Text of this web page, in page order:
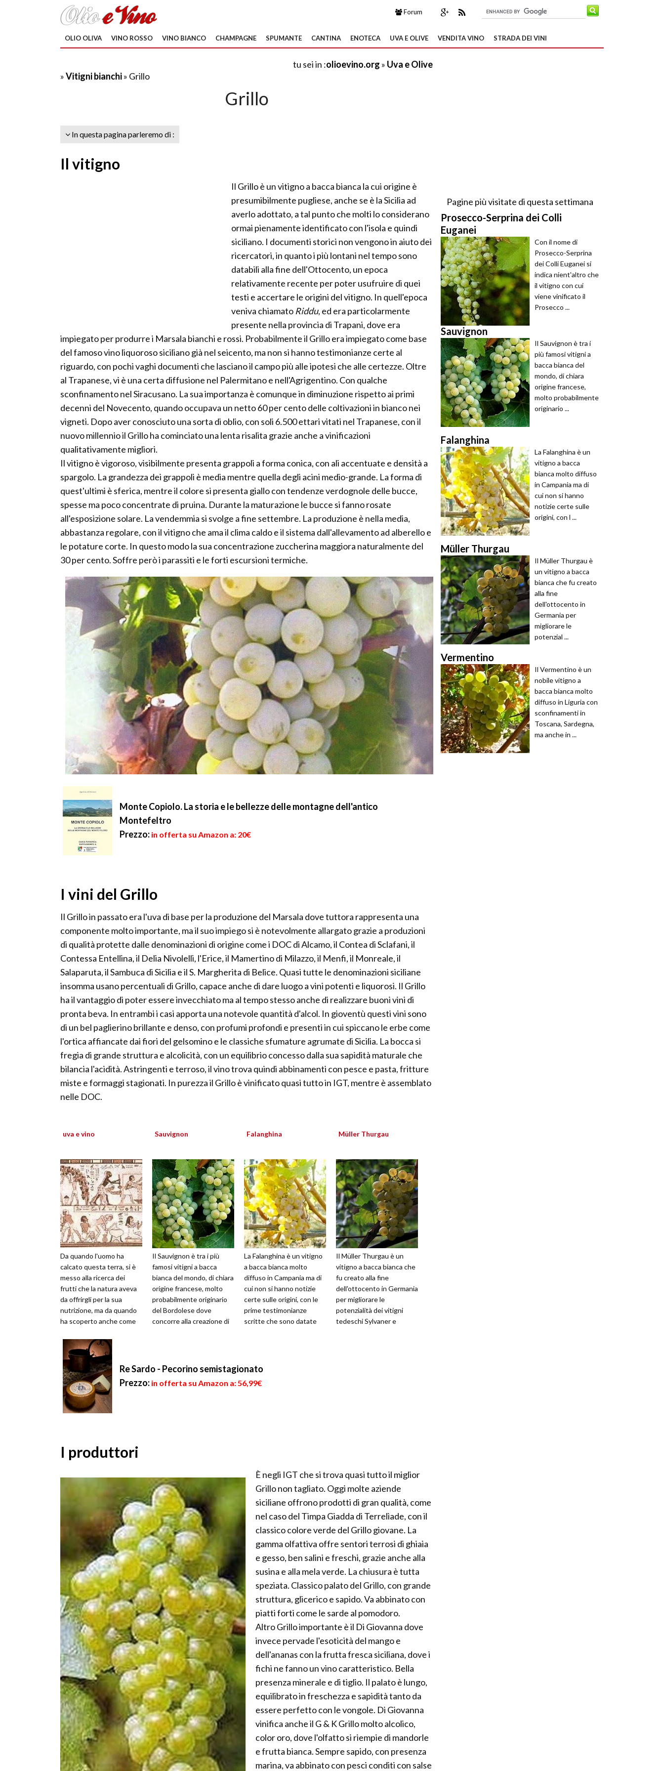
Forum
OLIO OLIVA VINO ROSSO VINO BIANCO CHAMPAGNE SPUMANTE CANTINA ENOTECA UVA E OLIVE VENDITA VINO STRADA DEI VINI
tu sei in :olioevino.org » Uva e Olive
»Vitigni bianchi» Grillo
Grillo
In questa pagina parleremo di :
Il vitigno
Il Grillo è un vitigno a bacca bianca la cui origine è
presumibilmente pugliese, anche se è la Sicilia ad
averlo adottato, a tal punto che molti lo considerano
ormai pienamente identificato con l'isola e quindi
siciliano. I documenti storici non vengono in aiuto dei
ricercatori, in quanto i più lontani nel tempo sono
databili alla fine dell'Ottocento, un epoca
relativamente recente per poter usufruire di quei
testi e accertare le origini del vitigno. In quell'epoca
veniva chiamato Riddu, ed era particolarmente
presente nella provincia di Trapani, dove era
impiegato per produrre i Marsala bianchi e rossi. Probabilmente il Grillo era impiegato come base
del famoso vino liquoroso siciliano già nel seicento, ma non si hanno testimonianze certe al
riguardo, con pochi vaghi documenti che lasciano il campo più alle ipotesi che alle certezze. Oltre
al Trapanese, vi è una certa diffusione nel Palermitano e nell'Agrigentino. Con qualche
sconfinamento nel Siracusano. La sua importanza è comunque in diminuzione rispetto ai primi
decenni del Novecento, quando occupava un netto 60 per cento delle coltivazioni in bianco nei
vigneti. Dopo aver conosciuto una sorta di oblio, con soli 6.500 ettari vitati nel Trapanese, con il
nuovo millennio il Grillo ha cominciato una lenta risalita grazie anche a vinificazioni
qualitativamente migliori.
Il vitigno è vigoroso, visibilmente presenta grappoli a forma conica, con ali accentuate e densità a
spargolo. La grandezza dei grappoli è media mentre quella degli acini medio-grande. La forma di
quest'ultimi è sferica, mentre il colore si presenta giallo con tendenze verdognole delle bucce,
spesse ma poco concentrate di pruina. Durante la maturazione le bucce si fanno rosate
all'esposizione solare. La vendemmia si svolge a fine settembre. La produzione è nella media,
abbastanza regolare, con il vitigno che ama il clima caldo e il sistema dall'allevamento ad alberello e
le potature corte. In questo modo la sua concentrazione zuccherina maggiora naturalmente del
30 per cento. Soffre però i parassiti e le forti escursioni termiche.
Monte Copiolo. La storia e le bellezze delle montagne dell'antico
Montefeltro
Prezzo: in offerta su Amazon a: 20€
I vini del Grillo
Il Grillo in passato era l'uva di base per la produzione del Marsala dove tuttora rappresenta una
componente molto importante, ma il suo impiego si è notevolmente allargato grazie a produzioni
di qualità protette dalle denominazioni di origine come i DOC di Alcamo, il Contea di Sclafani, il
Contessa Entellina, il Delia Nivolelli, l'Erice, il Mamertino di Milazzo, il Menfi, il Monreale, il
Salaparuta, il Sambuca di Sicilia e il S. Margherita di Belice. Quasi tutte le denominazioni siciliane
insomma usano percentuali di Grillo, capace anche di dare luogo a vini potenti e liquorosi. Il Grillo
ha il vantaggio di poter essere invecchiato ma al tempo stesso anche di realizzare buoni vini di
pronta beva. In entrambi i casi apporta una notevole quantità d'alcol. In gioventù questi vini sono
di un bel paglierino brillante e denso, con profumi profondi e presenti in cui spiccano le erbe come
l'ortica affiancate dai fiori del gelsomino e le classiche sfumature agrumate di Sicilia. La bocca si
fregia di grande struttura e alcolicità, con un equilibrio concesso dalla sua sapidità maturale che
bilancia l'acidità. Astringenti e terroso, il vino trova quindi abbinamenti con pesce e pasta, fritture
miste e formaggi stagionati. In purezza il Grillo è vinificato quasi tutto in IGT, mentre è assemblato
nelle DOC.
uva e vino
Da quando l'uomo ha
calcato questa terra, si è
messo alla ricerca dei
frutti che la natura aveva
da offrirgli per la sua
nutrizione, ma da quando
ha scoperto anche come
ha ...
Sauvignon
Il Sauvignon è tra i più
famosi vitigni a bacca
bianca del mondo, di chiara
origine francese, molto
probabilmente originario
del Bordolese dove
concorre alla creazione di
Falanghina
La Falanghina è un vitigno
a bacca bianca molto
diffuso in Campania ma di
cui non si hanno notizie
certe sulle origini, con le
prime testimonianze
scritte che sono datate
Müller Thurgau
Il Müller Thurgau è un
vitigno a bacca bianca che
fu creato alla fine
dell'ottocento in Germania
per migliorare le
potenzialità dei vitigni
tedeschi Sylvaner e
Re Sardo - Pecorino semistagionato
Prezzo: in offerta su Amazon a: 56,99€
I produttori
È negli IGT che si trova quasi tutto il miglior
Grillo non tagliato. Oggi molte aziende
siciliane offrono prodotti di gran qualità, come
nel caso del Timpa Giadda di Terrelìade, con il
classico colore verde del Grillo giovane. La
gamma olfattiva offre sentori terrosi di ghiaia
e gesso, ben salini e freschi, grazie anche alla
susina e alla mela verde. La chiusura è tutta
speziata. Classico palato del Grillo, con grande
struttura, glicerico e sapido. Va abbinato con
piatti forti come le sarde al pomodoro.
Altro Grillo importante è il Di Giovanna dove
invece pervade l'esoticità del mango e
dell'ananas con la frutta fresca siciliana, dove i
fichi ne fanno un vino caratteristico. Bella
presenza minerale e di tiglio. Il palato è lungo,
equilibrato in freschezza e sapidità tanto da
essere perfetto con le vongole. Di Giovanna
vinifica anche il G & K Grillo molto alcolico,
color oro, dove l'olfatto si riempie di mandorle
e frutta bianca. Sempre sapido, con presenza
marina, va abbinato con pesci conditi con salse
Pagine più visitate di questa settimana
Prosecco-Serprina dei Colli
Euganei
Con il nome di
Prosecco-Serprina
dei Colli Euganei si
indica nient'altro che
il vitigno con cui
viene vinificato il
Prosecco ...
Sauvignon
Il Sauvignon è tra i
più famosi vitigni a
bacca bianca del
mondo, di chiara
origine francese,
molto probabilmente
originario ...
Falanghina
La Falanghina è un
vitigno a bacca
bianca molto diffuso
in Campania ma di
cui non si hanno
notizie certe sulle
origini, con l ...
Müller Thurgau
Il Müller Thurgau è
un vitigno a bacca
bianca che fu creato
alla fine
dell'ottocento in
Germania per
migliorare le
potenzial ...
Vermentino
Il Vermentino è un
nobile vitigno a
bacca bianca molto
diffuso in Liguria con
sconfinamenti in
Toscana, Sardegna,
ma anche in ...